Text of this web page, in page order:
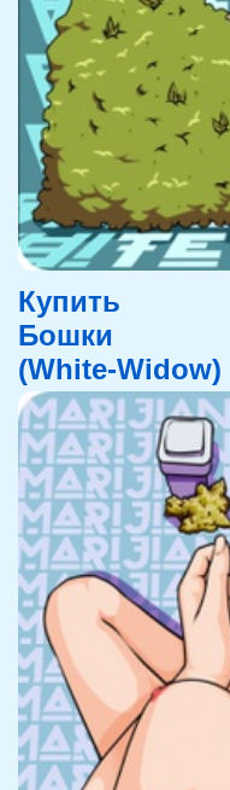
Купить
Бошки
(White-Widow)